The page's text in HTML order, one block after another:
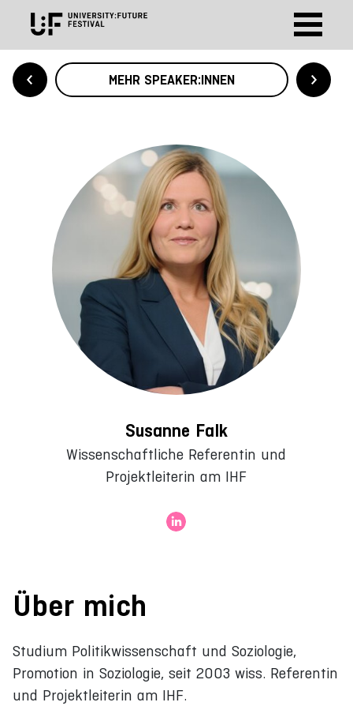
MEHR SPEAKER:INNEN
Susanne Falk
Wissenschaftliche Referentin und
Projektleiterin am IHF
Über mich
Studium Politikwissenschaft und Soziologie,
Promotion in Soziologie, seit 2003 wiss. Referentin
und Projektleiterin am IHF.